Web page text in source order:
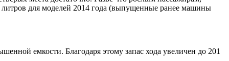
для моделей 2014 года (выпущенные ранее машины
емкости. Благодаря этому запас хода увеличен до 201